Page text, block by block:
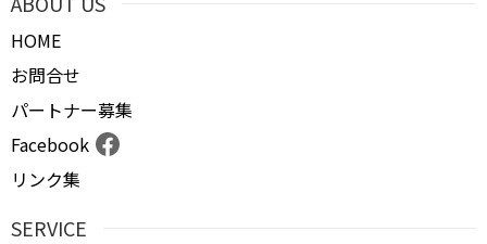
HOME
お問合せ
パートナー募集
Facebook
リンク集
SERVICE